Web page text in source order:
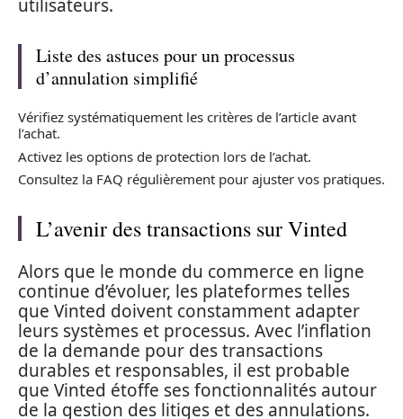
utilisateurs.
Liste des astuces pour un processus
d’annulation simplifié
Vérifiez systématiquement les critères de l’article avant
l’achat.
Activez les options de protection lors de l’achat.
Consultez la FAQ régulièrement pour ajuster vos pratiques.
L’avenir des transactions sur Vinted
Alors que le monde du commerce en ligne
continue d’évoluer, les plateformes telles
que Vinted doivent constamment adapter
leurs systèmes et processus. Avec l’inflation
de la demande pour des transactions
durables et responsables, il est probable
que Vinted étoffe ses fonctionnalités autour
de la gestion des litiges et des annulations.